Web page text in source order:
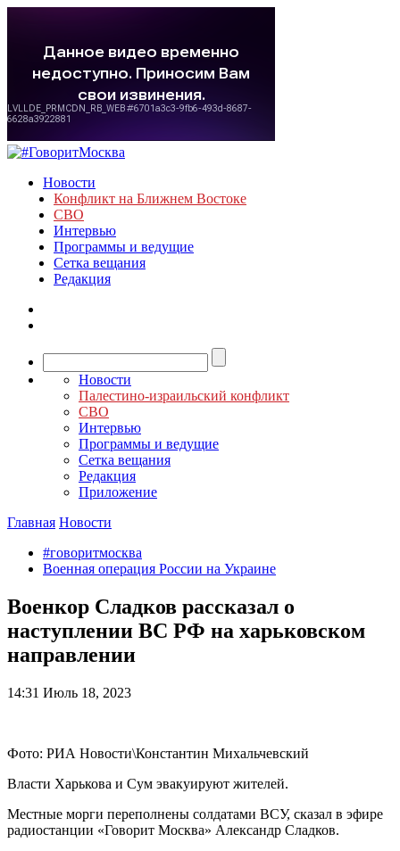
Новости
Конфликт на Ближнем Востоке
СВО
Интервью
Программы и ведущие
Сетка вещания
Редакция
Новости
Палестино-израильский конфликт
СВО
Интервью
Программы и ведущие
Сетка вещания
Редакция
Приложение
Главная Новости
#говоритмосква
Военная операция России на Украине
Военкор Сладков рассказал о
наступлении ВС РФ на харьковском
направлении
14:31 Июль 18, 2023
Фото: РИА Новости\Константин Михальчевский
Власти Харькова и Сум эвакуируют жителей.
Местные морги переполнены солдатами ВСУ, сказал в эфире
радиостанции «Говорит Москва» Александр Сладков.